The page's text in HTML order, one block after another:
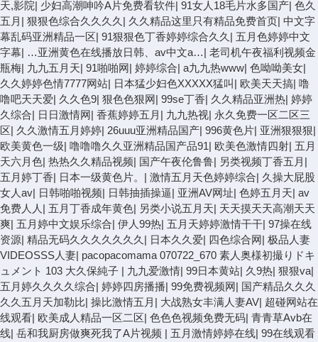
天,影院| 少妇高潮呻吟A片免费看软件| 91女人18毛片水多国产| 色久
五月 | 狠狠色综合久久久久 | 久久精品这里只有精品免费首页| 中文字
幕乱码亚洲精品一区| 91狠狠色丁香婷婷综合久久 | 五月色婷婷中文
字幕| …亚洲黄色在线播放日韩、av中文a…| 老司机午夜福利视频金
瓶梅| 九九五月天| 91啪啪网| 婷婷综合| a九九热www| 色呦呦美女|
久久婷婷色情7777网站| 日本猛少妇色XXXXX猛叫 | 欧美天天搞| 噜
噜吧天天爱| 久久色9| 狠色色狠网| 99se丁香| 久久精品亚洲热| 婷婷
久综合| 日日激情网| 香蕉婷婷五月 | 九九热视| 永久免费一区二区三
区| 久久激情五月婷婷| 26uuu亚洲精品国产| 996黄色片| 亚洲狠狠狠|
欧美黄色一级| 噜噜噜久久亚洲精品国产品91| 欧美色激情四射| 五月
天六月色| 热热久久精品视频| 国产午夜伦鲁鲁| 另类视频丁香五月 |
五月婷丁香| 日本一级黄色片。 | 激情五月天色婷婷综合| 久操大屁股
女人av| 日韩啪啪视频| 日韩抽插操逼| 亚洲AV网址| 色婷五月天| av
免费人人 | 五月丁香成年黄色| 另类小说五月天| 天天摸天天高潮天天
爽| 五月婷中文娱乐综合| 伊人99热| 五月天婷婷激情干干| 97操在线
资源| 精品无码久久久久久久久 | 日本久久爱| 四色综合网| 极品人妻
VIDEOSSS人妻| pacopacomama 070722_670 素人奥様初撮りドキ
ュメント 103 大久保純子 | 九九爱激情| 99日本黄站| 久9热| 狠狠va|
五月婷久久久久综合| 婷婷四房播播| 99免费视频网| 国产精品久久久
久久五月天加勒比| 操比激情五月 | 大战熟女丰满人妻AV| 超碰网站在
线观看| 欧美成人精品一区二区| 色色色视频免费无码| 青青草Avb在
线| 岳和我厨房做爽死我了A片视频 | 五月激情婷婷在线| 99在线观看